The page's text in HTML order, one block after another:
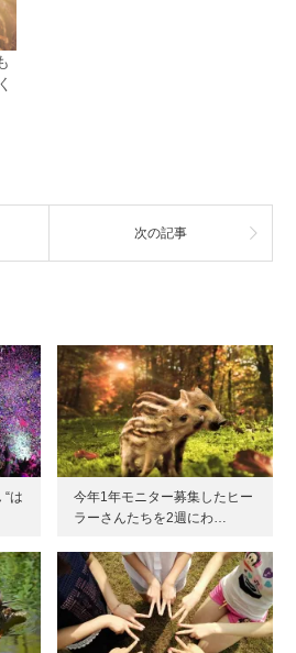
次の記事
は
今年1年モニター募集したヒー
ラーさんたちを2週にわ…